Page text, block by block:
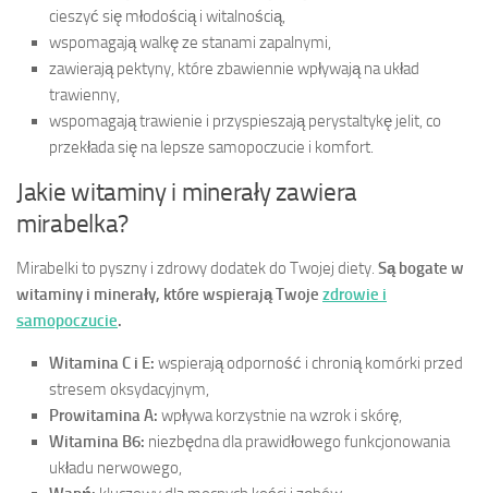
cieszyć się młodością i witalnością,
wspomagają walkę ze stanami zapalnymi,
zawierają pektyny, które zbawiennie wpływają na układ
trawienny,
wspomagają trawienie i przyspieszają perystaltykę jelit, co
przekłada się na lepsze samopoczucie i komfort.
Jakie witaminy i minerały zawiera
mirabelka?
Mirabelki to pyszny i zdrowy dodatek do Twojej diety. Są bogate w
witaminy i minerały, które wspierają Twoje zdrowie i
samopoczucie.
Witamina C i E: wspierają odporność i chronią komórki przed
stresem oksydacyjnym,
Prowitamina A: wpływa korzystnie na wzrok i skórę,
Witamina B6: niezbędna dla prawidłowego funkcjonowania
układu nerwowego,